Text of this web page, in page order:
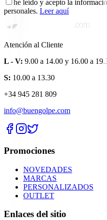
he leído y acepto la
personales. Leer aquí
Atención al Cliente
L - V: 9.00 a 14.00 y 16.00 a
S: 10.00 a 13.30
+34 945 281 809
info@buengolpe.com
Promociones
NOVEDADES
MARCAS
PERSONALIZADOS
OUTLET
Enlaces del sitio